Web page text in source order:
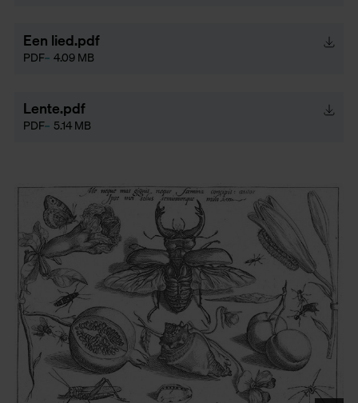
Een lied.pdf
PDF 4.09 MB
Lente.pdf
PDF 5.14 MB